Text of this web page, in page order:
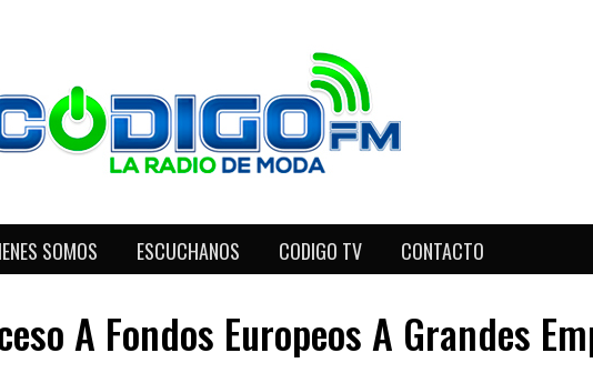
SOMOS ESCUCHANOS CODIGO TV CONTACTO
A Fondos Europeos A Grandes